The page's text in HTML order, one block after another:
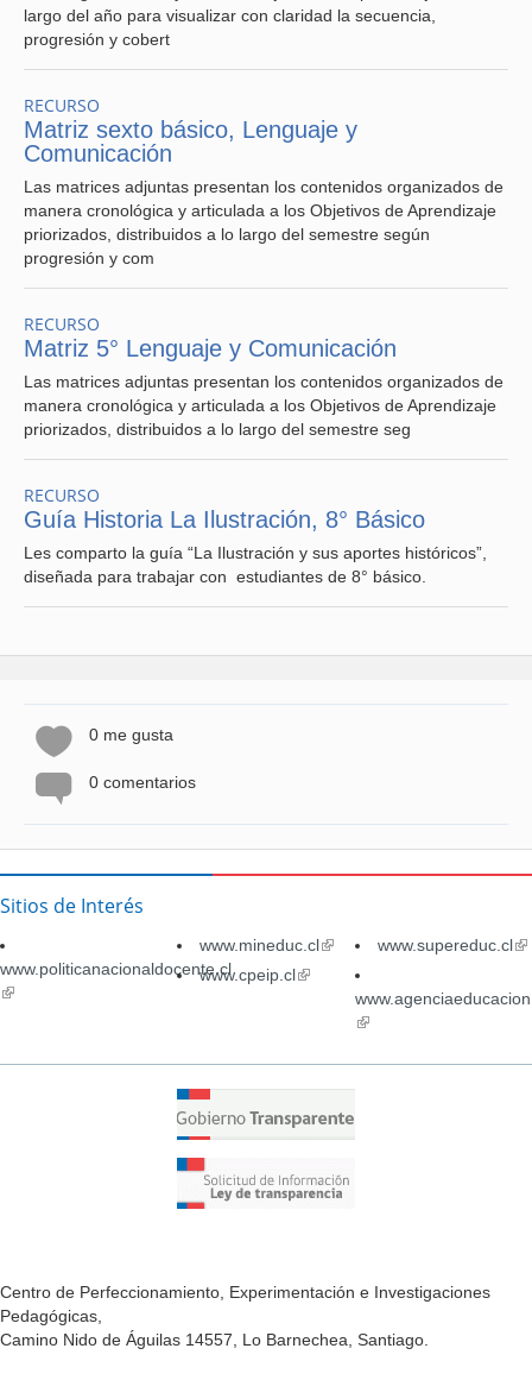
largo del año para visualizar con claridad la secuencia,
progresión y cobert
RECURSO
Matriz sexto básico, Lenguaje y
Comunicación
Las matrices adjuntas presentan los contenidos organizados de
manera cronológica y articulada a los Objetivos de Aprendizaje
priorizados, distribuidos a lo largo del semestre según
progresión y com
RECURSO
Matriz 5° Lenguaje y Comunicación
Las matrices adjuntas presentan los contenidos organizados de
manera cronológica y articulada a los Objetivos de Aprendizaje
priorizados, distribuidos a lo largo del semestre seg
RECURSO
Guía Historia La Ilustración, 8° Básico
Les comparto la guía “La Ilustración y sus aportes históricos”,
diseñada para trabajar con estudiantes de 8° básico.
0 me gusta
0 comentarios
Sitios de Interés
www.politicanacionaldocente.cl
(link
www.mineduc.cl(link
external)
www.supereduc.cl
www.cpeip.cl(link
external)(link
external)
Centro de Perfeccionamiento, Experimentación e Investigaciones
Pedagógicas,
Camino Nido de Águilas 14557, Lo Barnechea, Santiago.